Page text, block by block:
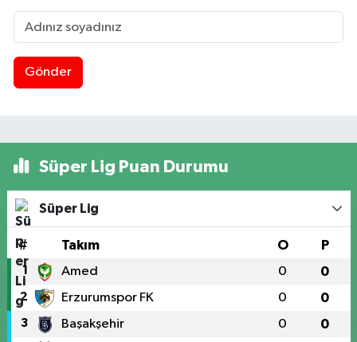
Gönder
Süper Lig Puan Durumu
Süper Lig
# Takım O P
1 Amed 0 0
2 Erzurumspor FK 0 0
3 Başakşehir 0 0